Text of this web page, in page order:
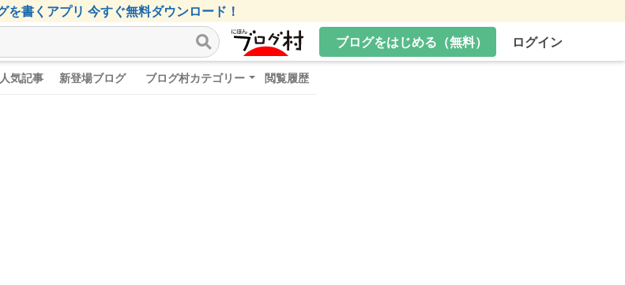
を書くアプリ 今すぐ無料ダウンロード！
ブログをはじめる（無料）
ログイン
人気記事 新登場ブログ ブログ村カテゴリー 閲覧履歴